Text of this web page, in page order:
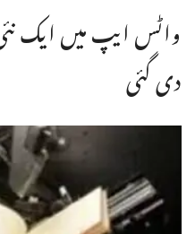
واٹس ایپ میں ایک
دی گئی